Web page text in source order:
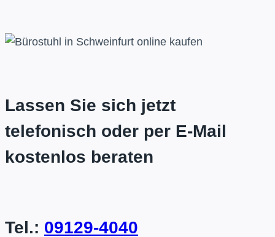
Lassen Sie sich jetzt
telefonisch oder per E-Mail
kostenlos beraten
Tel.: 09129-4040